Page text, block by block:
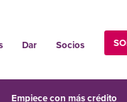
Dar Socios
Empiece con más crédito